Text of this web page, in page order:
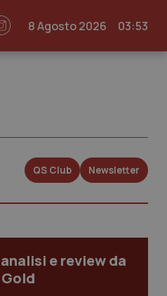
8 Agosto 2026 03:53
QS Club Newsletter
e review da